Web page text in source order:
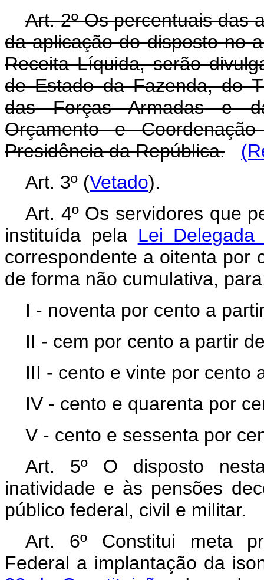
Art. 2º Os percentuais das
da aplicação do disposto no
Receita Líquida, serão
de Estado da Fazenda, do
das Forças Armadas e
Orçamento e
Presidência da República.
Art. 3º (Vetado).
Art. 4º Os servidores que
instituída pela Lei
correspondente a oitenta por
de forma não cumulativa,
I - noventa por cento a
II - cem por cento a partir
III - cento e vinte por cento
IV - cento e quarenta por
V - cento e sessenta por
Art.
5º O disposto
inatividade e às pensões
público federal, civil e militar.
Art.
6º Constitui meta
Federal a implantação da